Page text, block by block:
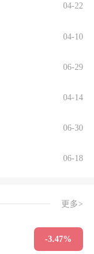
04-22
04-10
06-29
04-14
06-30
06-18
更多>
-3.47%